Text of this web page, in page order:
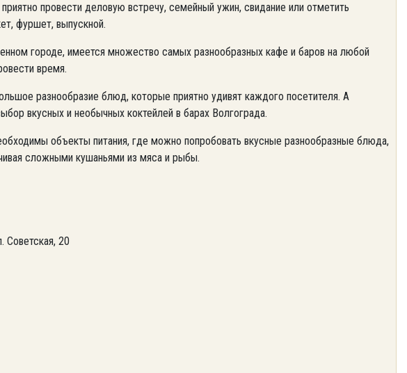
провести деловую встречу, семейный ужин, свидание или отметить
фуршет, выпускной.
городе, имеется множество самых разнообразных кафе и баров на любой
время.
разнообразие блюд, которые приятно удивят каждого посетителя. А
вкусных и необычных коктейлей в барах Волгограда.
объекты питания, где можно попробовать вкусные разнообразные блюда,
сложными кушаньями из мяса и рыбы.
Советская, 20